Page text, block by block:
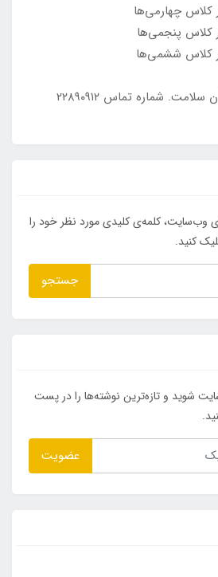
کلاس چهارمی‌ها
کلاس پنجمی‌ها
کلاس ششمی‌ها
مرکز مشاوره ره‌یافتگان سلامت. شماره تماس ۲۲۸۹۰۹۱۲
وب‌سایت، کلمه‌ی کلیدی مورد نظر خود را
کنید.
جستجو
شوید و تازه‌ترین نوشته‌ها را در پست
عضویت